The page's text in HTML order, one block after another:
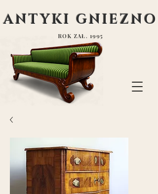
ANTYKI GNIEZNO
ROK ZAŁ. 1995